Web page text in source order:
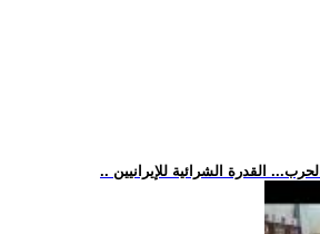
القدرة الشرائية للإيرانيين